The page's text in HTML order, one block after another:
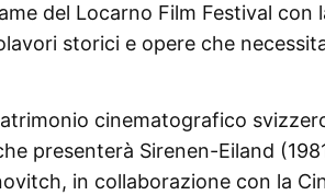
del Locarno Film Festival con
storici e opere che
cinematografico
presenterà Sirenen-Eiland
in collaborazione con la